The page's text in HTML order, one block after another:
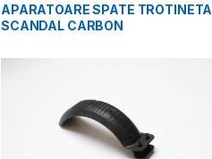
APARATOARE SPATE TROTINETA
SCANDAL CARBON